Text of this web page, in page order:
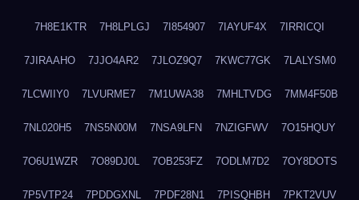
7H8E1KTR 7H8LPLGJ 7I854907 7IAYUF4X 7IRRICQI
7JIRAAHO 7JJO4AR2 7JLOZ9Q7 7KWC77GK 7LALYSM0
7LCWIIY0 7LVURME7 7M1UWA38 7MHLTVDG 7MM4F50B
7NL020H5 7NS5N00M 7NSA9LFN 7NZIGFWV 7O15HQUY
7O6U1WZR 7O89DJ0L 7OB253FZ 7ODLM7D2 7OY8DOTS
7P5VTP24 7PDDGXNL 7PDF28N1 7PISQHBH 7PKT2VUV